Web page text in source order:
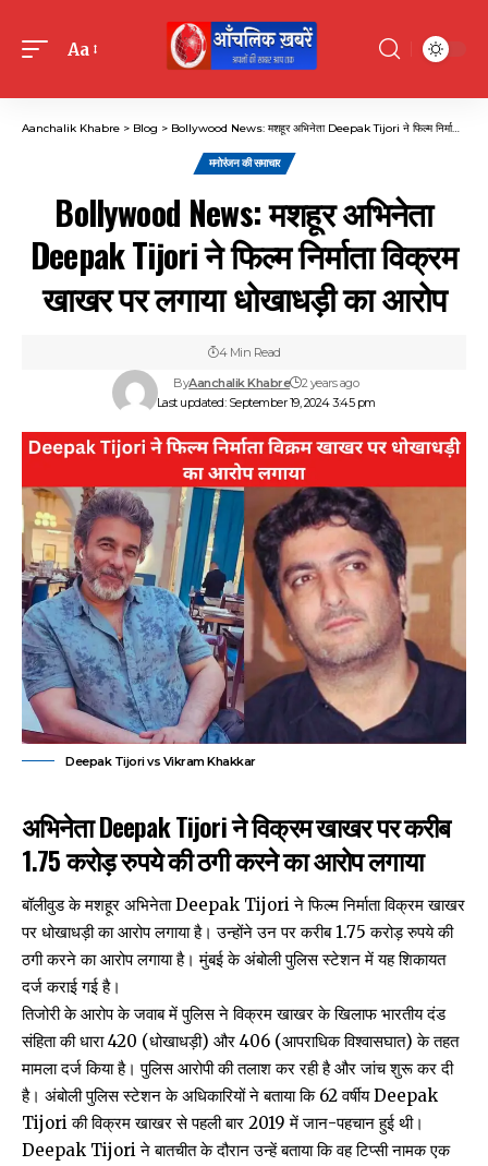
Font
Aa
Aanchalik Khabre > Blog > Bollywood News: मशहूर अभिनेता Deepak Tijori ने फिल्म निर्माता विक्रम खाखर पर लगाया धोखाधड़ी का आरोप
मनोरंजन की समाचार
Bollywood News: मशहूर अभिनेता
Deepak Tijori ने फिल्म निर्माता विक्रम
खाखर पर लगाया धोखाधड़ी का आरोप
Last updated: September 19, 2024 3:45 pm
ByAanchalik Khabre 2 years ago
4 Min Read
Deepak Tijori vs Vikram Khakkar
अभिनेता Deepak Tijori ने विक्रम खाखर पर करीब
1.75 करोड़ रुपये की ठगी करने का आरोप लगाया
बॉलीवुड के मशहूर अभिनेता Deepak Tijori ने फिल्म निर्माता विक्रम खाखर
पर धोखाधड़ी का आरोप लगाया है। उन्होंने उन पर करीब 1.75 करोड़ रुपये की
ठगी करने का आरोप लगाया है। मुंबई के अंबोली पुलिस स्टेशन में यह शिकायत
दर्ज कराई गई है।
तिजोरी के आरोप के जवाब में पुलिस ने विक्रम खाखर के खिलाफ भारतीय दंड
संहिता की धारा 420 (धोखाधड़ी) और 406 (आपराधिक विश्वासघात) के तहत
मामला दर्ज किया है। पुलिस आरोपी की तलाश कर रही है और जांच शुरू कर दी
है। अंबोली पुलिस स्टेशन के अधिकारियों ने बताया कि 62 वर्षीय Deepak
Tijori की विक्रम खाखर से पहली बार 2019 में जान-पहचान हुई थी।
Deepak Tijori ने बातचीत के दौरान उन्हें बताया कि वह टिप्सी नामक एक